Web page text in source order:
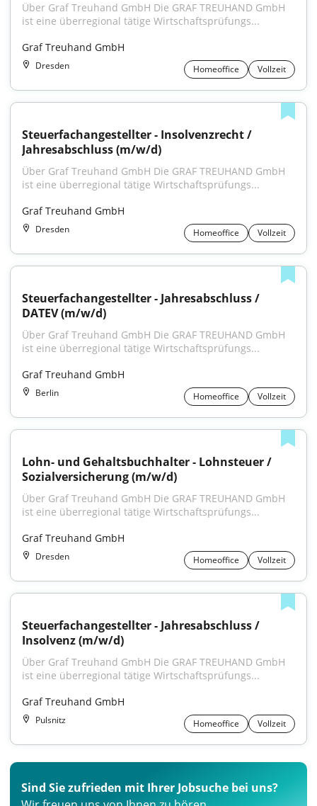
Über Graf Treuhand GmbH Die GRAF TREUHAND GmbH
ist eine überregional tätige Wirtschaftsprüfungs...
Graf Treuhand GmbH
Dresden Homeoffice Vollzeit
Steuerfachangestellter - Insolvenzrecht /
Jahresabschluss (m/w/d)
Über Graf Treuhand GmbH Die GRAF TREUHAND GmbH
ist eine überregional tätige Wirtschaftsprüfungs...
Graf Treuhand GmbH
Dresden Homeoffice Vollzeit
Steuerfachangestellter - Jahresabschluss /
DATEV (m/w/d)
Über Graf Treuhand GmbH Die GRAF TREUHAND GmbH
ist eine überregional tätige Wirtschaftsprüfungs...
Graf Treuhand GmbH
Berlin Homeoffice Vollzeit
Lohn- und Gehaltsbuchhalter - Lohnsteuer /
Sozialversicherung (m/w/d)
Über Graf Treuhand GmbH Die GRAF TREUHAND GmbH
ist eine überregional tätige Wirtschaftsprüfungs...
Graf Treuhand GmbH
Dresden Homeoffice Vollzeit
Steuerfachangestellter - Jahresabschluss /
Insolvenz (m/w/d)
Über Graf Treuhand GmbH Die GRAF TREUHAND GmbH
ist eine überregional tätige Wirtschaftsprüfungs...
Graf Treuhand GmbH
Pulsnitz Homeoffice Vollzeit
Sind Sie zufrieden mit Ihrer Jobsuche bei uns?